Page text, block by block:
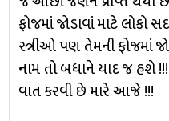
ફોજમાં જોડાવાં માટે લોકો
સ્ત્રીઓ પણ તેમની ફોજમાં
નામ તો બધાને યાદ જ હશે
વાત કરવી છે મારે આજે !!!